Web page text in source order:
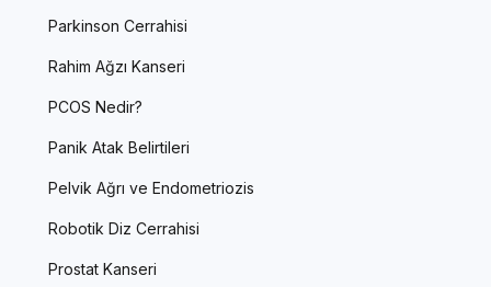
Parkinson Cerrahisi
Rahim Ağzı Kanseri
PCOS Nedir?
Panik Atak Belirtileri
Pelvik Ağrı ve Endometriozis
Robotik Diz Cerrahisi
Prostat Kanseri